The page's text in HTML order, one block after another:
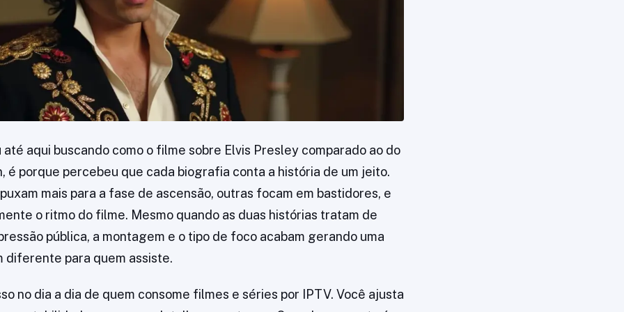
aqui buscando como o filme sobre Elvis Presley comparado ao do
é porque percebeu que cada biografia conta a história de um jeito.
mais para a fase de ascensão, outras focam em bastidores, e
o ritmo do filme. Mesmo quando as duas histórias tratam de
pública, a montagem e o tipo de foco acabam gerando uma
diferente para quem assiste.
no dia a dia de quem consome filmes e séries por IPTV. Você ajusta